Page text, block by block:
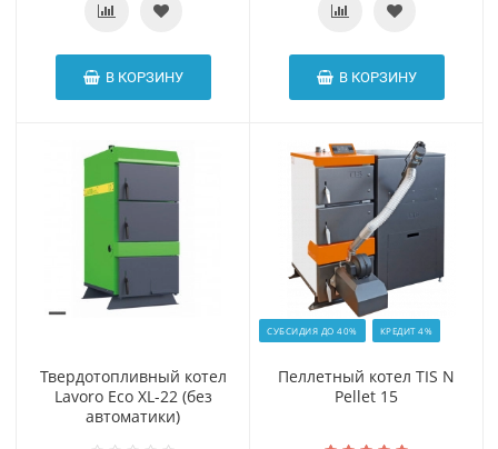
В КОРЗИНУ В КОРЗИНУ
Твердотопливный котел
Lavoro Eco XL-22 (без
автоматики)
СУБСИДИЯ ДО 40% КРЕДИТ 4%
Пеллетный котел TIS N
Pellet 15